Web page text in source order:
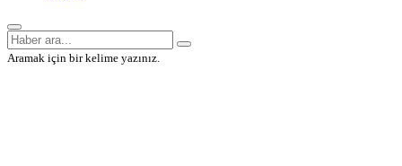
Aramak için bir kelime yazınız.